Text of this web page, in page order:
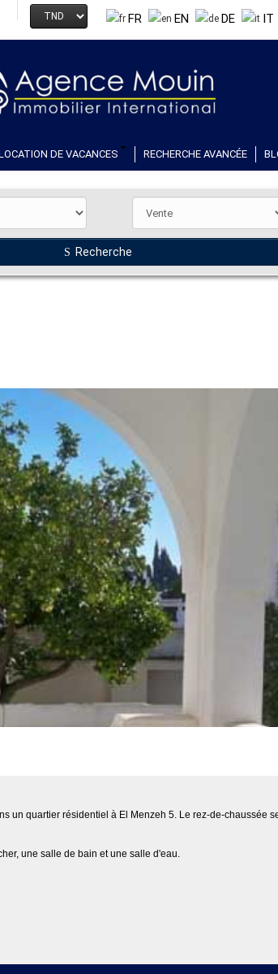
FR EN DE IT
DE VACANCES RECHERCHE AVANCÉE
Recherche
un quartier résidentiel à El Menzeh 5. Le rez-de-chaussée
une salle de bain et une salle d'eau.